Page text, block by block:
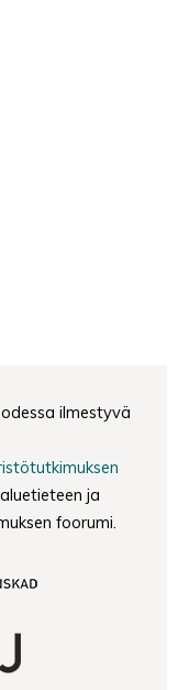
ilmestyvä
ja
foorumi.